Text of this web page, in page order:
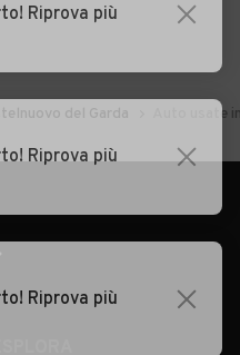
del Garda Auto usate
Riprova più
Riprova più
Riprova più